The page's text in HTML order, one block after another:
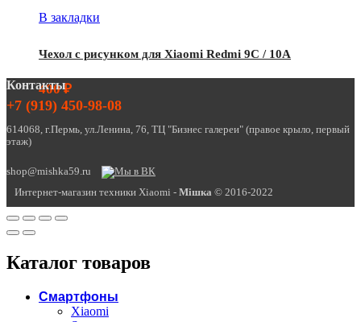
В закладки
Чехол с рисунком для Xiaomi Redmi 9C / 10A
400₽
Контакты
+7 (919) 450-98-08
614068, г.Пермь, ул.Ленина, 76, ТЦ "Бизнес галереи" (правое крыло, первый
этаж)
shop@mishka59.ru
Интернет-магазин техники Xiaomi - Miшка © 2016-2022
Каталог товаров
Смартфоны
Xiaomi